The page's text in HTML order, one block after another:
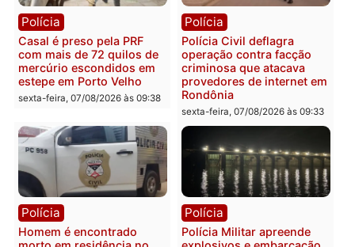
Polícia
2 MILHÕES – Unnesa
apresenta documentos
que comprovam
transparência e legalidade
na operação alvo da PF
Polícia
Polícia Federal apreende
400 quilos de drogas e
prende motorista em RO
sexta-feira, 07/08/2026 às
Polícia Polícia